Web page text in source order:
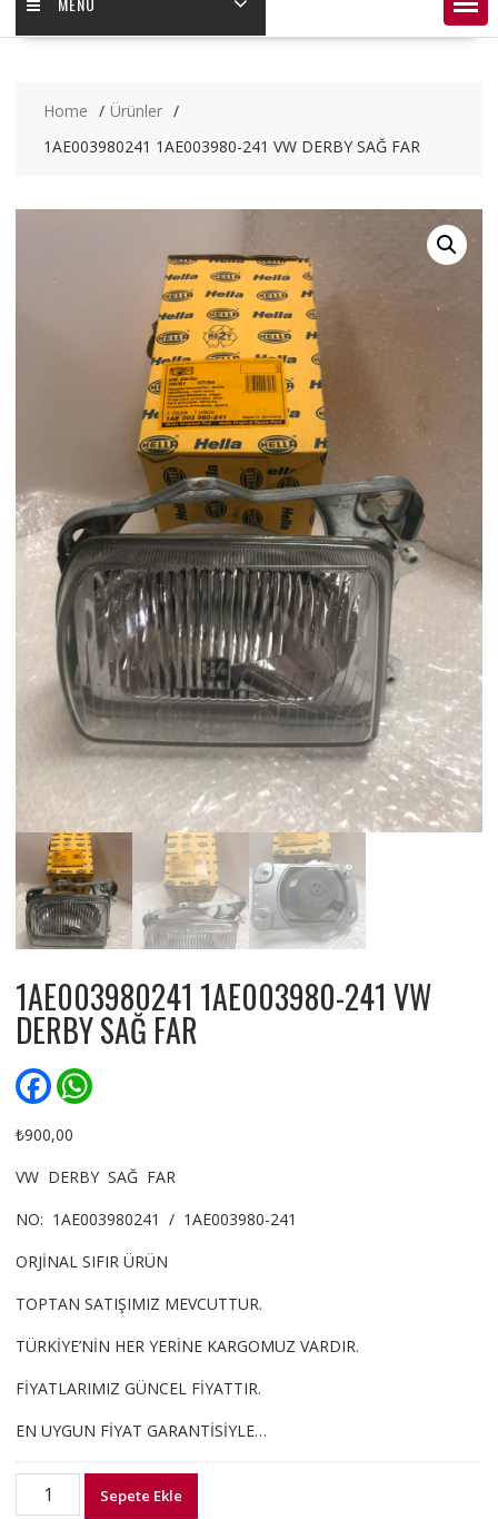
Home
Ürünler
1AE003980241 1AE003980-241 VW DERBY SAĞ FAR
1AE003980241 1AE003980-241 VW
DERBY SAĞ FAR
F
a
e
b
o
W
h
p
₺900,00
VW DERBY SAĞ FAR
NO: 1AE003980241 / 1AE003980-241
ORJİNAL SIFIR ÜRÜN
TOPTAN SATIŞIMIZ MEVCUTTUR.
TÜRKİYE’NİN HER YERİNE KARGOMUZ VARDIR.
FİYATLARIMIZ GÜNCEL FİYATTIR.
EN UYGUN FİYAT GARANTİSİYLE…
1AE003980241
Sepete Ekle